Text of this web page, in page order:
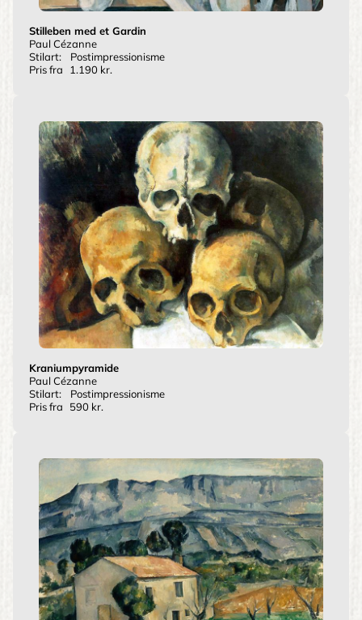
Stilleben med et Gardin
Paul Cézanne
Stilart:
Postimpressionisme
Pris fra
1.190 kr.
Kraniumpyramide
Paul Cézanne
Stilart:
Postimpressionisme
Pris fra
590 kr.